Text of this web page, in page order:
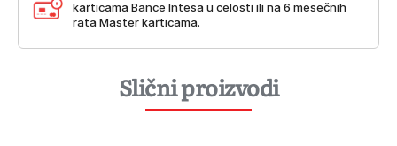
karticama Bance Intesa u celosti ili na 6 mesečnih
rata Master karticama.
Slični proizvodi